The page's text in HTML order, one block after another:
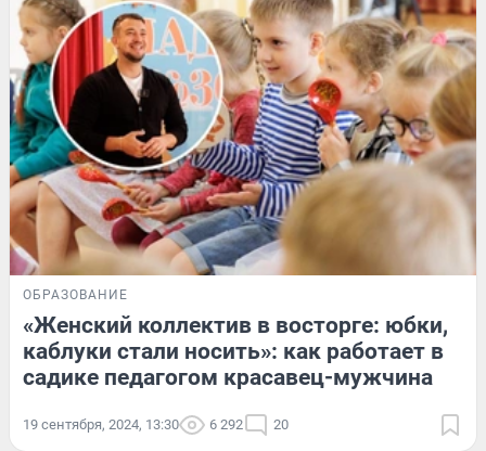
ОБРАЗОВАНИЕ
«Женский коллектив в восторге: юбки,
каблуки стали носить»: как работает в
садике педагогом красавец-мужчина
19 сентября, 2024, 13:30 6 292 20